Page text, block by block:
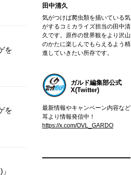
を
を
田中清久
気がつけば爬虫類を描いている気
がするコミカライズ担当の田中清
久です。原作の世界観をより沢山
のかたに楽しんでもらえるよう精
進していきたい所存です。
ガルド編集部公式
X(Twitter)
最新情報やキャンペーン内容など
耳より情報発信中！
https://x.com/OVL_GARDO